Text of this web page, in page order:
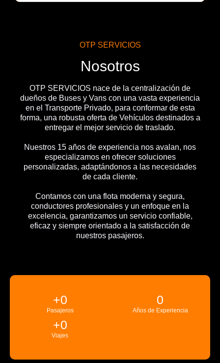
OTP SERVICIOS
Nosotros
OTP SERVICIOS nace de la centralización de
dueños de Buses y Vans con una vasta experiencia
en el Transporte Privado, para conformar de esta
forma, una robusta oferta de Vehículos destinados a
entregar el mejor servicio de traslado.
Nuestros 15 años de experiencia nos avalan, nos
especializamos en ofrecer soluciones
personalizadas, adaptándonos a las necesidades
de cada cliente.
Contamos con una flota moderna y segura,
conductores profesionales y un enfoque en la
excelencia, garantizamos un servicio confiable,
eficaz y siempre orientado a la satisfacción de
nuestros pasajeros.
Pasajeros
+0
Años de Experiencia
0
Viajes
+0